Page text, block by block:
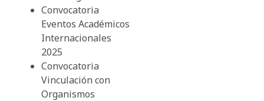
Convocatoria
Eventos Académicos
Internacionales
2025
Convocatoria
Vinculación con
Organismos